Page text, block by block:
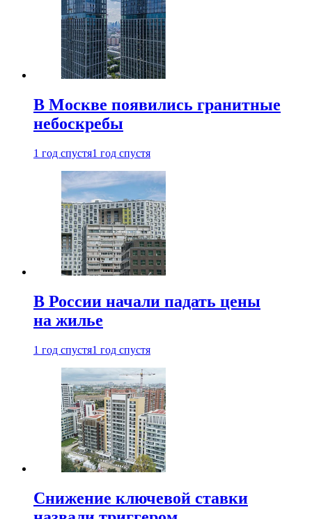
В Москве появились гранитные
небоскребы
1 год спустя1 год спустя
В России начали падать цены
на жилье
1 год спустя1 год спустя
Снижение ключевой ставки